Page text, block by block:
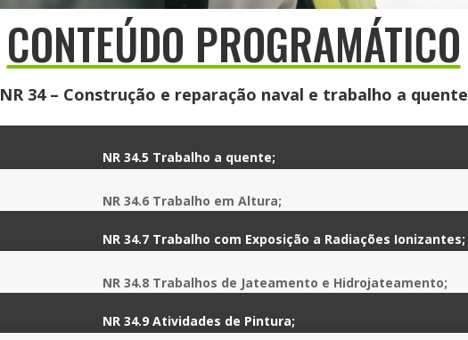
CONTEÚDO PROGRAMÁTICO
NR 34 – Construção e reparação naval e trabalho a quente
NR 34.5 Trabalho a quente;
NR 34.6 Trabalho em Altura;
NR 34.7 Trabalho com Exposição a Radiações Ionizantes;
NR 34.8 Trabalhos de Jateamento e Hidrojateamento;
NR34.9 Atividades de Pintura;